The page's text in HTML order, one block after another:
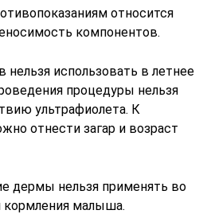
относится
компонентов.
использовать в летнее
процедуры нельзя
ультрафиолета. К
отнести загар и возраст
дермы нельзя применять во
кормления малыша.